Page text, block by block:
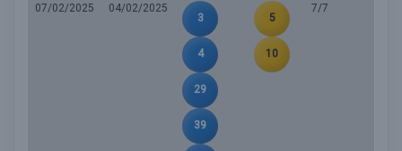
07/02/2025
04/02/2025
3
4
29
39
5
10
7/7